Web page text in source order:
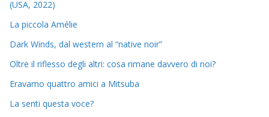
(USA, 2022)
La piccola Amélie
Dark Winds, dal western al “native noir”
Oltre il riflesso degli altri: cosa rimane davvero di noi?
Eravamo quattro amici a Mitsuba
La senti questa voce?